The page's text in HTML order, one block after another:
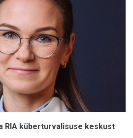
RIA küberturvalisuse keskust